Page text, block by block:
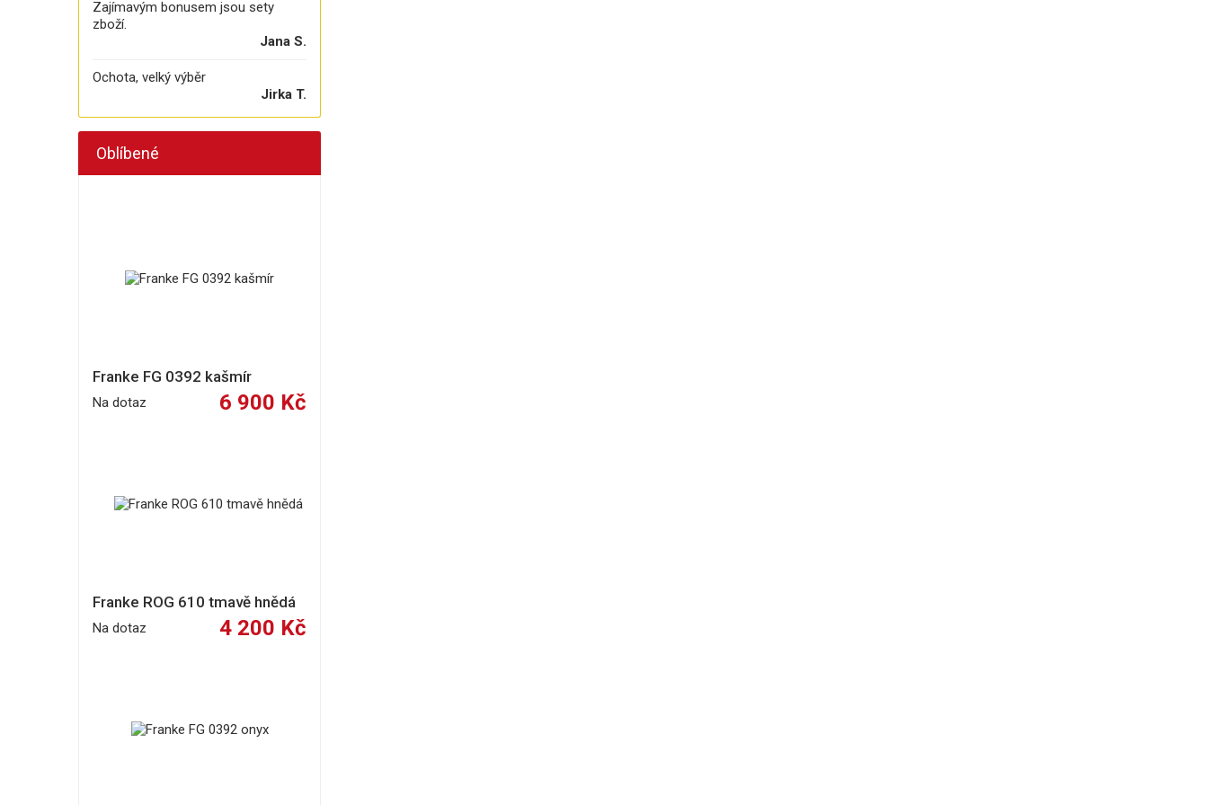
Zajímavým bonusem jsou sety
zboží.
Jana S.
Ochota, velký výběr
Jirka T.
Oblíbené
Franke FG 0392 kašmír
Na dotaz 6 900 Kč
Franke ROG 610 tmavě hnědá
Na dotaz 4 200 Kč